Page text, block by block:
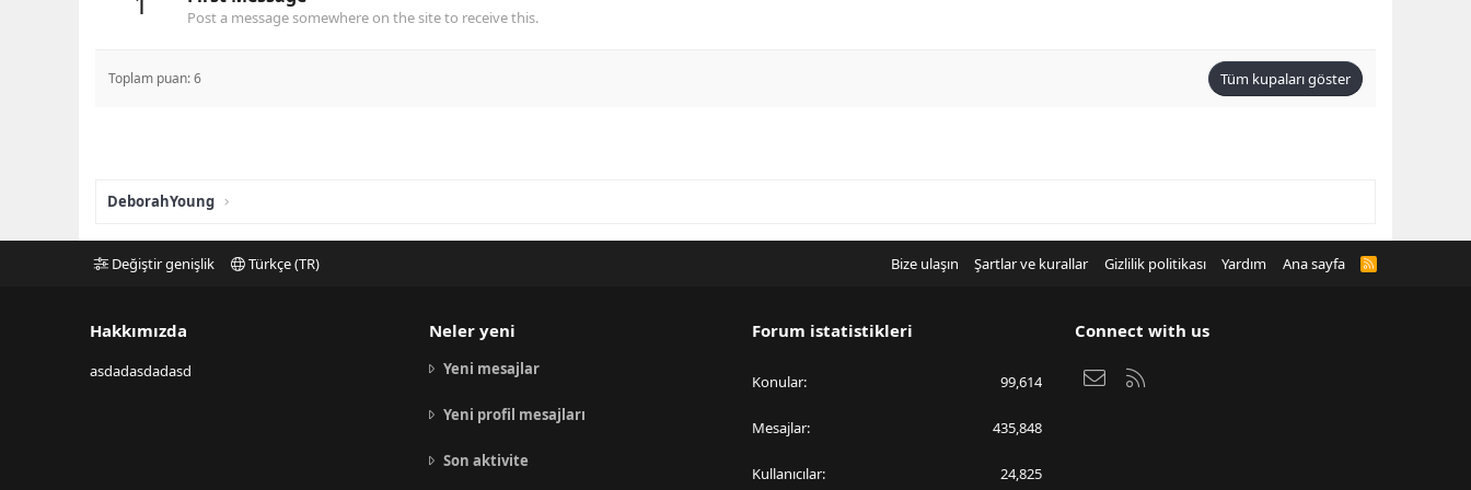
Post a message somewhere on the site to receive this.
Toplam puan: 6 Tüm kupaları göster
DeborahYoung
Değiştir genişlik Türkçe (TR) Bize ulaşın Şartlar ve kurallar Gizlilik politikası Yardım Ana sayfa
R
Hakkımızda
asdadasdadasd
Neler yeni
Yeni mesajlar
Yeni profil mesajları
Son aktivite
Forum istatistikleri
Konular 99,614
Mesajlar 435,848
Kullanıcılar 24,825
Connect with us
Bize ulaşın